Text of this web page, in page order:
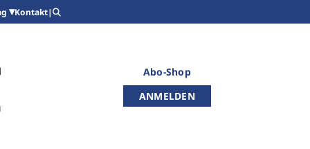
Kontakt|
Abo-Shop
ANMELDEN